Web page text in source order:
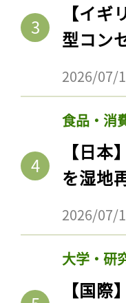
【イ
型コン
2026/07/
食品・消
【日
を湿地
2026/07/
大学・研
【国